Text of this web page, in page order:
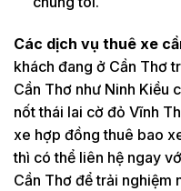
Các dịch vụ thuê xe
khách đang ở Cần Thơ
Cần Thơ như Ninh Kiều
nốt thái lai cờ đỏ Vĩnh
xe hợp đồng thuê bao
thì có thể liên hệ ngay
Cần Thơ để trải nghiệm